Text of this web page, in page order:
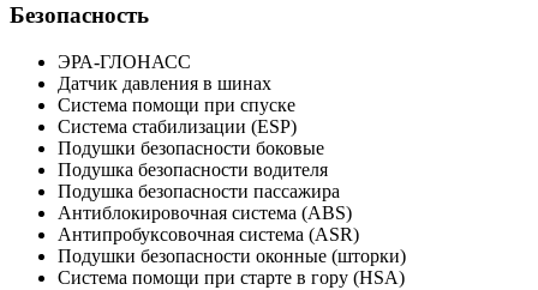
Безопасность
ЭРА-ГЛОНАСС
Датчик давления в шинах
Система помощи при спуске
Система стабилизации (ESP)
Подушки безопасности боковые
Подушка безопасности водителя
Подушка безопасности пассажира
Антиблокировочная система (ABS)
Антипробуксовочная система (ASR)
Подушки безопасности оконные (шторки)
Система помощи при старте в гору (HSA)